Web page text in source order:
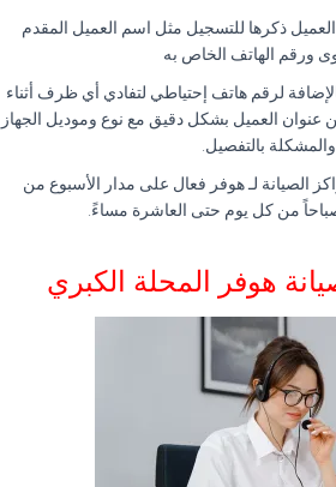
العميل ذكرها للتسجيل مثل اسم العميل المقدم
ورقم الهاتف الخاص به
لرقم هاتف إحتياطي لتفادي أي ظرف أثناء
عنوان العميل بشكل دقيق مع نوع وموديل الجهاز
والمشكلة بالتفصيل.
الصيانة لـ هوفر فعال على مدار الأسبوع من
من كل يوم حتى العاشرة مساءً.
هوفر المحلة الكبري